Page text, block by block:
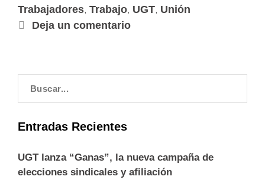
Trabajadores, Trabajo, UGT, Unión
Deja un comentario
Entradas Recientes
UGT lanza “Ganas”, la nueva campaña de
elecciones sindicales y afiliación